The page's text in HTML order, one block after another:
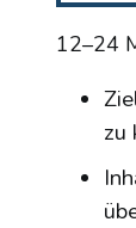
12–24
zu